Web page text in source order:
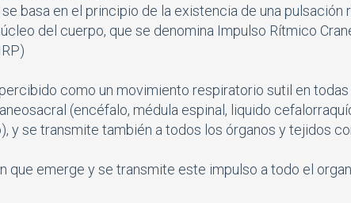
basa en el principio de la existencia de una
del cuerpo, que se denomina Impulso Rítmico
como un movimiento respiratorio sutil en
(encéfalo, médula espinal, liquido
y se transmite también a todos los órganos y tejidos
que emerge y se transmite este impulso a todo el